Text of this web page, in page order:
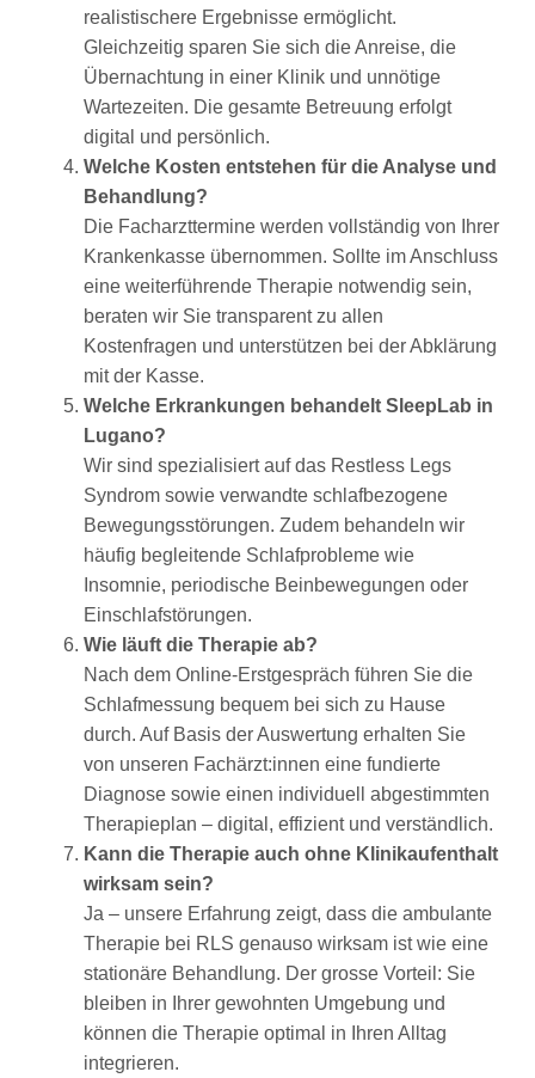
realistischere Ergebnisse ermöglicht.
Gleichzeitig sparen Sie sich die Anreise, die
Übernachtung in einer Klinik und unnötige
Wartezeiten. Die gesamte Betreuung erfolgt
digital und persönlich.
Welche Kosten entstehen für die Analyse und
Behandlung?
Die Facharzttermine werden vollständig von Ihrer
Krankenkasse übernommen. Sollte im Anschluss
eine weiterführende Therapie notwendig sein,
beraten wir Sie transparent zu allen
Kostenfragen und unterstützen bei der Abklärung
mit der Kasse.
Welche Erkrankungen behandelt SleepLab in
Lugano?
Wir sind spezialisiert auf das Restless Legs
Syndrom sowie verwandte schlafbezogene
Bewegungsstörungen. Zudem behandeln wir
häufig begleitende Schlafprobleme wie
Insomnie, periodische Beinbewegungen oder
Einschlafstörungen.
Wie läuft die Therapie ab?
Nach dem Online-Erstgespräch führen Sie die
Schlafmessung bequem bei sich zu Hause
durch. Auf Basis der Auswertung erhalten Sie
von unseren Fachärzt:innen eine fundierte
Diagnose sowie einen individuell abgestimmten
Therapieplan – digital, effizient und verständlich.
Kann die Therapie auch ohne Klinikaufenthalt
wirksam sein?
Ja – unsere Erfahrung zeigt, dass die ambulante
Therapie bei RLS genauso wirksam ist wie eine
stationäre Behandlung. Der grosse Vorteil: Sie
bleiben in Ihrer gewohnten Umgebung und
können die Therapie optimal in Ihren Alltag
integrieren.